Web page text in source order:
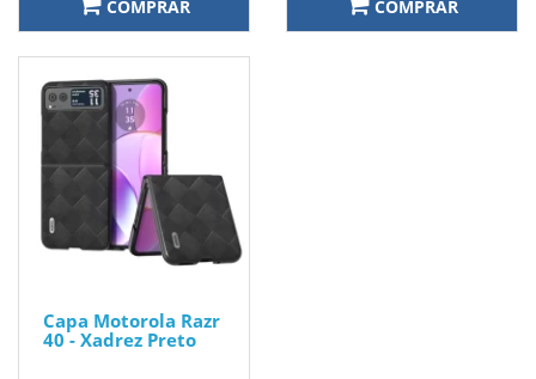
COMPRAR COMPRAR
Capa Motorola Razr
40 - Xadrez Preto